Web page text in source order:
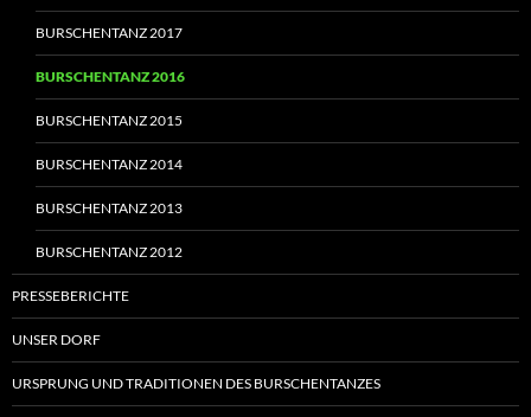
BURSCHENTANZ 2017
BURSCHENTANZ 2016
BURSCHENTANZ 2015
BURSCHENTANZ 2014
BURSCHENTANZ 2013
BURSCHENTANZ 2012
PRESSEBERICHTE
UNSER DORF
URSPRUNG UND TRADITIONEN DES BURSCHENTANZES